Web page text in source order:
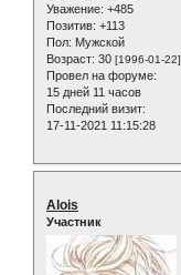
Уважение: +485
Позитив: +113
Пол: Мужской
Возраст: 30 [1996-01-22]
Провел на форуме:
15 дней 11 часов
Последний визит:
17-11-2021 11:15:28
Alois
Участник